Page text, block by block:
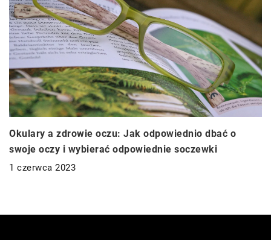
Okulary a zdrowie oczu: Jak odpowiednio dbać o
swoje oczy i wybierać odpowiednie soczewki
1 czerwca 2023